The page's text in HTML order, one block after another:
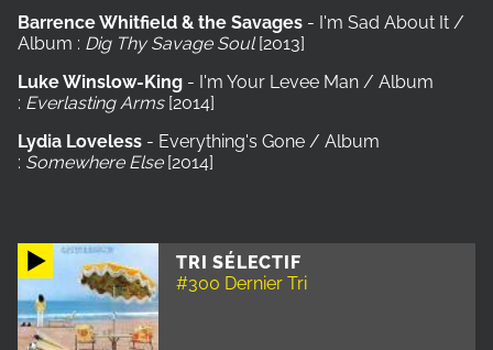
TRI SÉLECTIF
#300 Dernier Tri
Barrence Whitfield & the Savages - I'm Sad About It /
Album : Dig Thy Savage Soul [2013]
Luke Winslow-King - I'm Your Levee Man / Album
: Everlasting Arms [2014]
Lydia Loveless - Everything's Gone / Album
: Somewhere Else [2014]